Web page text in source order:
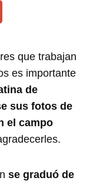
que trabajan
es importante
de
sus fotos de
el campo
se graduó de